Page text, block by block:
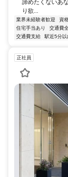
諦めたくないあ
り欲...
業界未経験者歓迎 資
住宅手当あり
交通費
交通費支給
駅近5分以
正社員